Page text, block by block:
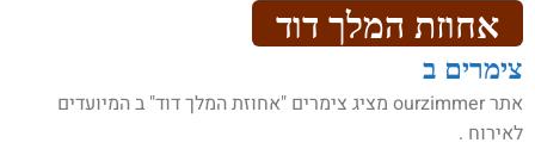
אחוזת המלך דוד
צימרים ב
אתר ourzimmer מציג צימרים "אחוזת המלך דוד" ב המיועדים
לאירוח .